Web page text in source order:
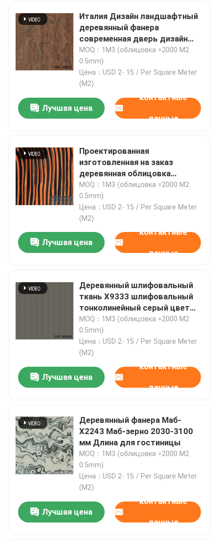
Домой
Италия Дизайн ландшафтный
деревянный фанера
современная дверь дизайн
длина на заказ 2050-3200 мм
X8933C
MOQ：1M3 (облицовка =2000 M2
0.5mm)
Цена：USD 2- 15 / Per Square Meter
(M2)
Лучшая цена
контактные
данные
Проектированная
изготовленная на заказ
деревянная облицовка
обшивает панелями
незаконную текстуру для ISO
украшения
MOQ：1M3 (облицовка =2000 M2
0.5mm)
Цена：USD 2- 15 / Per Square Meter
(M2)
Лучшая цена
контактные
данные
Деревянный шлифовальный
ткань X9333 шлифовальный
тонколинейный серый цвет
2050-3200 мм
MOQ：1M3 (облицовка =2000 M2
0.5mm)
Цена：USD 2- 15 / Per Square Meter
(M2)
Лучшая цена
контактные
данные
Деревянный фанера Маб-
X2243 Маб-зерно 2030-3100
мм Длина для гостиницы
MOQ：1M3 (облицовка =2000 M2
0.5mm)
Цена：USD 2- 15 / Per Square Meter
(M2)
Лучшая цена
контактные
данные